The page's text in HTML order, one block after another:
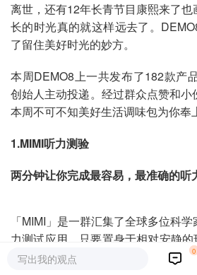
离世，还有12年长青节目康熙来了
长的时光真的就这样远去了。
了留住美好时光的妙方。
本周DEMO8上一共发布了182款产
创始人主动投递。经过群众点赞和小
本周不可不知美好生活调味包为你奉
1.MIMI听力测验
两分钟让你完成最容易，最准确的听
「MIMI」是一群汇集了全球多位科
力测试应用，只要置身于相对安静
出的指使一步步进行测试，就能够
写出我的观点
0